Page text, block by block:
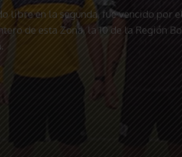
libre en la segunda, fue vencido por
de esta Zona, la 10 de la Región